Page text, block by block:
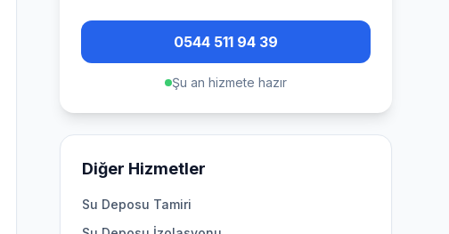
0544 511 94 39
Şu an hizmete hazır
Diğer Hizmetler
Su Deposu Tamiri